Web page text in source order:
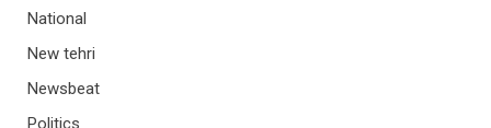
National
New tehri
Newsbeat
Politics